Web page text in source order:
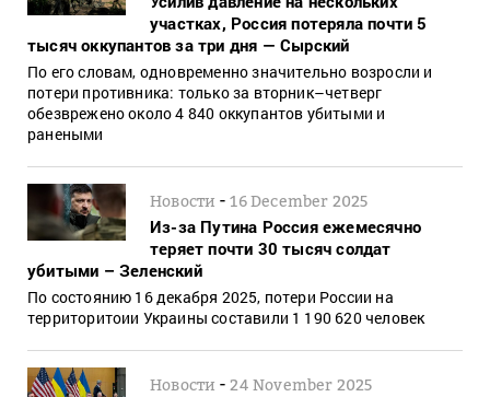
участках, Россия потеряла почти 5
тысяч оккупантов за три дня — Сырский
По его словам, одновременно значительно возросли и
потери противника: только за вторник–четверг
обезврежено около 4 840 оккупантов убитыми и
ранеными
Новости -16 December 2025
Из-за Путина Россия ежемесячно
теряет почти 30 тысяч солдат
убитыми – Зеленский
По состоянию 16 декабря 2025, потери России на
территоритоии Украины составили 1 190 620 человек
Новости -24 November 2025